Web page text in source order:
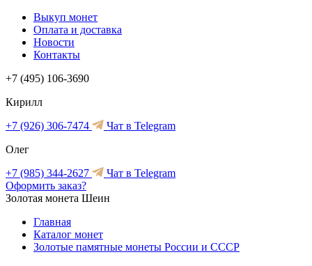
Выкуп монет
Оплата и доставка
Новости
Контакты
+7 (495) 106-3690
Кирилл
+7 (926) 306-7474
Чат в Telegram
Олег
+7 (985) 344-2627
Чат в Telegram
Оформить заказ?
Золотая монета Шеин
Главная
Каталог монет
Золотые памятные монеты России и СССР